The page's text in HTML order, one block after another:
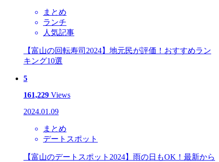
まとめ
ランチ
人気記事
【富山の回転寿司2024】地元民が評価！おすすめラン
キング10選
5
161,229 Views
2024.01.09
まとめ
デートスポット
【富山のデートスポット2024】雨の日もOK！最新から